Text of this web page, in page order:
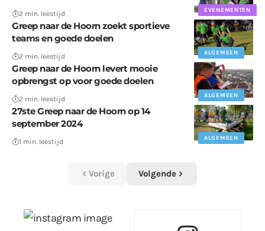
EVENEMENTEN
2 min. leestijd
ALGEMEEN
Greep naar de Hoorn zoekt sportieve
teams en goede doelen
2 min. leestijd
ALGEMEEN
Greep naar de Hoorn levert mooie
opbrengst op voor goede doelen
2 min. leestijd
ALGEMEEN
27ste Greep naar de Hoorn op 14
september 2024
1 min. leestijd
Vorige Volgende